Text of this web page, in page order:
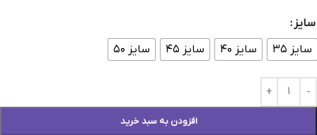
سایز
سایز ۳۵
سایز ۴۰ سایز ۴۵ سایز ۵۰
افزودن به سبد خرید